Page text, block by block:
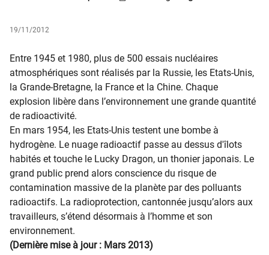
19/11/2012
​​​​​​Entre 1945 et 1980, plus de 500 essais nucléaires
atmosphériques sont réalisés par la Russie, les Etats-Unis,
la Grande-Bretagne, la France et la Chine. Chaque
explosion libère dans l’environnement une grande quantité
de radioactivité.
En mars 1954, les Etats-Unis testent une bombe à
hydrogène. Le nuage radioactif passe au dessus d'îlots
habités et touche le Lucky Dragon, un thonier japonais. Le
grand public prend alors conscience du risque de
contamination massive de la planète par des polluants
radioactifs. La radioprotection, cantonnée jusqu’alors aux
travailleurs, s’étend désormais à l’homme et son
environnement.
(Dernière mise à jour : Mars 2013)